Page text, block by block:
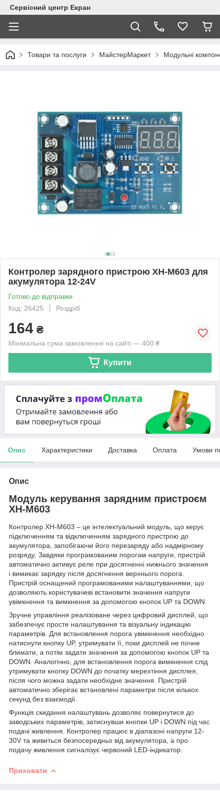
Сервісний центр Екран
Товари та послуги МайстерМаркет Модульні
Контролер зарядного пристрою XH-M603 для
акумулятора 12-24V
Готово до відправки
Код: 26425
Роздріб
164 ₴
Мінімальна сума замовлення на сайті — 400 ₴
Купити
Опис Характеристики Доставка Оплата Умови
Опис
Модуль керування зарядним пристроєм
XH-M603
Контролер XH-M603 – це інтелектуальний модуль, що керує
підключенням та відключенням зарядного пристрою до
акумулятора, запобігаючи його перезаряду або надмірному
розряду. Завдяки програмованим порогам напруги, пристрій
автоматично активує реле при досягненні нижнього значення
і вимикає зарядку після досягнення верхнього порога.
Пристрій оснащений програмованими налаштуваннями, що
дозволяють користувачеві встановити значення напруги
увімкнення та вимкнення за допомогою кнопок UP та DOWN.
Зручне управління реалізоване через цифровий дисплей, що
забезпечує просте налаштування та візуальну індикацію
параметрів. Для встановлення порога увімкнення необхідно
натиснути кнопку UP, утримувати її, поки дисплей не почне
блимати, а потім задати значення за допомогою кнопок UP та
DOWN. Аналогічно, для встановлення порога вимкнення слід
утримувати кнопку DOWN до початку мерехтіння дисплея,
після чого можна задати необхідне значення. Пристрій
автоматично зберігає встановлені параметри після кількох
секунд без взаємодії.
Функція скидання налаштувань дозволяє повернутися до
заводських параметрів, затиснувши кнопки UP і DOWN під час
подачі живлення. Контролер працює в діапазоні напруги 12-
30V та живиться безпосередньо від акумулятора, а про
подачу живлення сигналізує червоний LED-індикатор.
Приховати